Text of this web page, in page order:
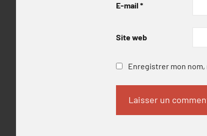
E-mail *
Site web
Enregistrer mon nom,